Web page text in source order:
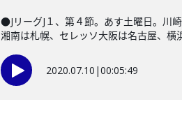
●JリーグJ１、第４節。あす土曜日。川
湘南は札幌、セレッソ大阪は名古屋、横
2020.07.10 |00:05:49